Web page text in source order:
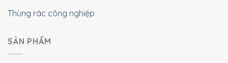
Thùng rác công nghiệp
SẢN PHẨM